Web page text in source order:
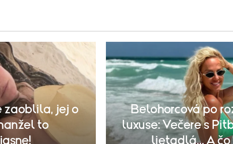
zaoblila, jej o
to
Belohorcová po
luxuse: Večere s
lietadlá... A čo